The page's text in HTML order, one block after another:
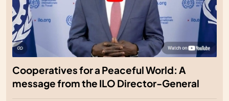
Cooperatives for a Peaceful World: A
message from the ILO Director-General